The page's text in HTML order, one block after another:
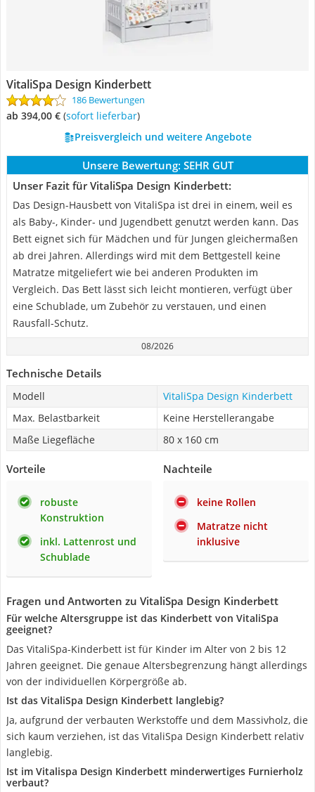
VitaliSpa Design Kinderbett
186 Bewertungen
ab 394,00 € ( Sofort lieferbar)
Preisvergleich und weitere Angebote
Unsere Bewertung: SEHR GUT
Unser Fazit für VitaliSpa Design Kinderbett:
Das Design-Hausbett von VitaliSpa ist drei in einem, weil es
als Baby-, Kinder- und Jugendbett genutzt werden kann. Das
Bett eignet sich für Mädchen und für Jungen gleichermaßen
ab drei Jahren. Allerdings wird mit dem Bettgestell keine
Matratze mitgeliefert wie bei anderen Produkten im
Vergleich. Das Bett lässt sich leicht montieren, verfügt über
eine Schublade, um Zubehör zu verstauen, und einen
Rausfall-Schutz.
08/2026
Technische Details
Modell
VitaliSpa Design Kinderbett
Max. Belastbarkeit
Keine Herstellerangabe
Maße Liegefläche
80 x 160 cm
Vorteile
robuste
Konstruktion
inkl. Lattenrost und
Schublade
Nachteile
keine Rollen
Matratze nicht
inklusive
Fragen und Antworten zu VitaliSpa Design Kinderbett
Für welche Altersgruppe ist das Kinderbett von VitaliSpa
geeignet?
Das VitaliSpa-Kinderbett ist für Kinder im Alter von 2 bis 12
Jahren geeignet. Die genaue Altersbegrenzung hängt allerdings
von der individuellen Körpergröße ab.
Ist das VitaliSpa Design Kinderbett langlebig?
Ja, aufgrund der verbauten Werkstoffe und dem Massivholz, die
sich kaum verziehen, ist das VitaliSpa Design Kinderbett relativ
langlebig.
Ist im Vitalispa Design Kinderbett minderwertiges Furnierholz
verbaut?